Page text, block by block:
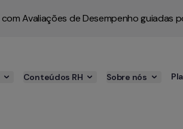
Avaliações de Desempenho guiadas
Conteúdos RH Sobre nós